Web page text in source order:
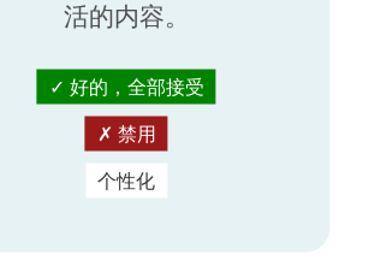
活的内容。
好的，全部接受
禁用
个性化